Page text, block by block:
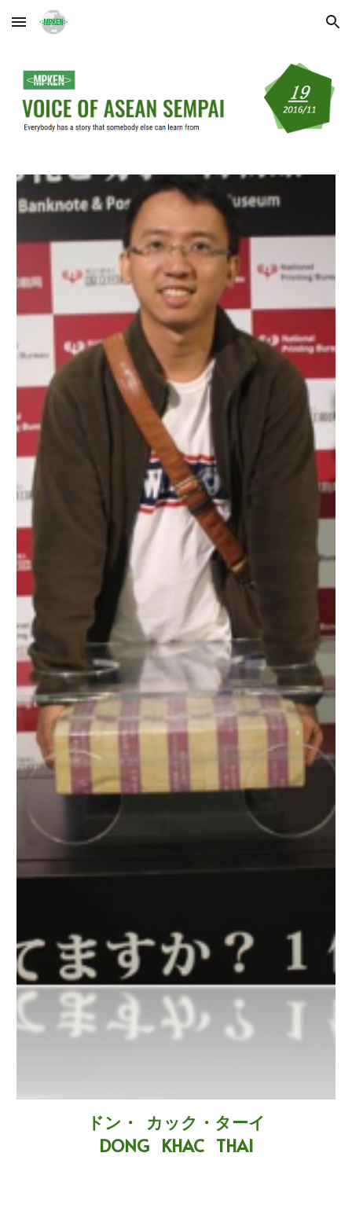
Skip to main content Skip to navigation
ドン・ カック・ターイ
DONG KHAC THAI